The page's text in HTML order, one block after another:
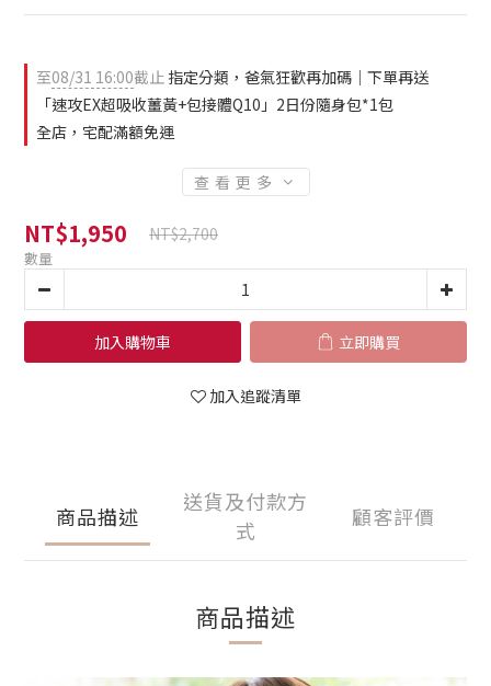
至08/31 16:00截止 指定分類，爸氣狂歡再加碼｜下單再送
「速攻EX超吸收薑黃+包接體Q10」2日份隨身包*1包
全店，宅配滿額免運
查看更多
NT$1,950 NT$2,700
數量
加入購物車 立即購買
加入追蹤清單
商品描述
送貨及付款方
式
顧客評價
商品描述